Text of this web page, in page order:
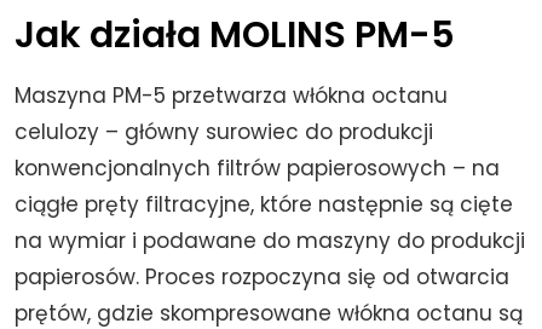
Jak działa MOLINS PM-5
Maszyna PM-5 przetwarza włókna octanu
celulozy – główny surowiec do produkcji
konwencjonalnych filtrów papierosowych – na
ciągłe pręty filtracyjne, które następnie są cięte
na wymiar i podawane do maszyny do produkcji
papierosów. Proces rozpoczyna się od otwarcia
prętów, gdzie skompresowane włókna octanu są